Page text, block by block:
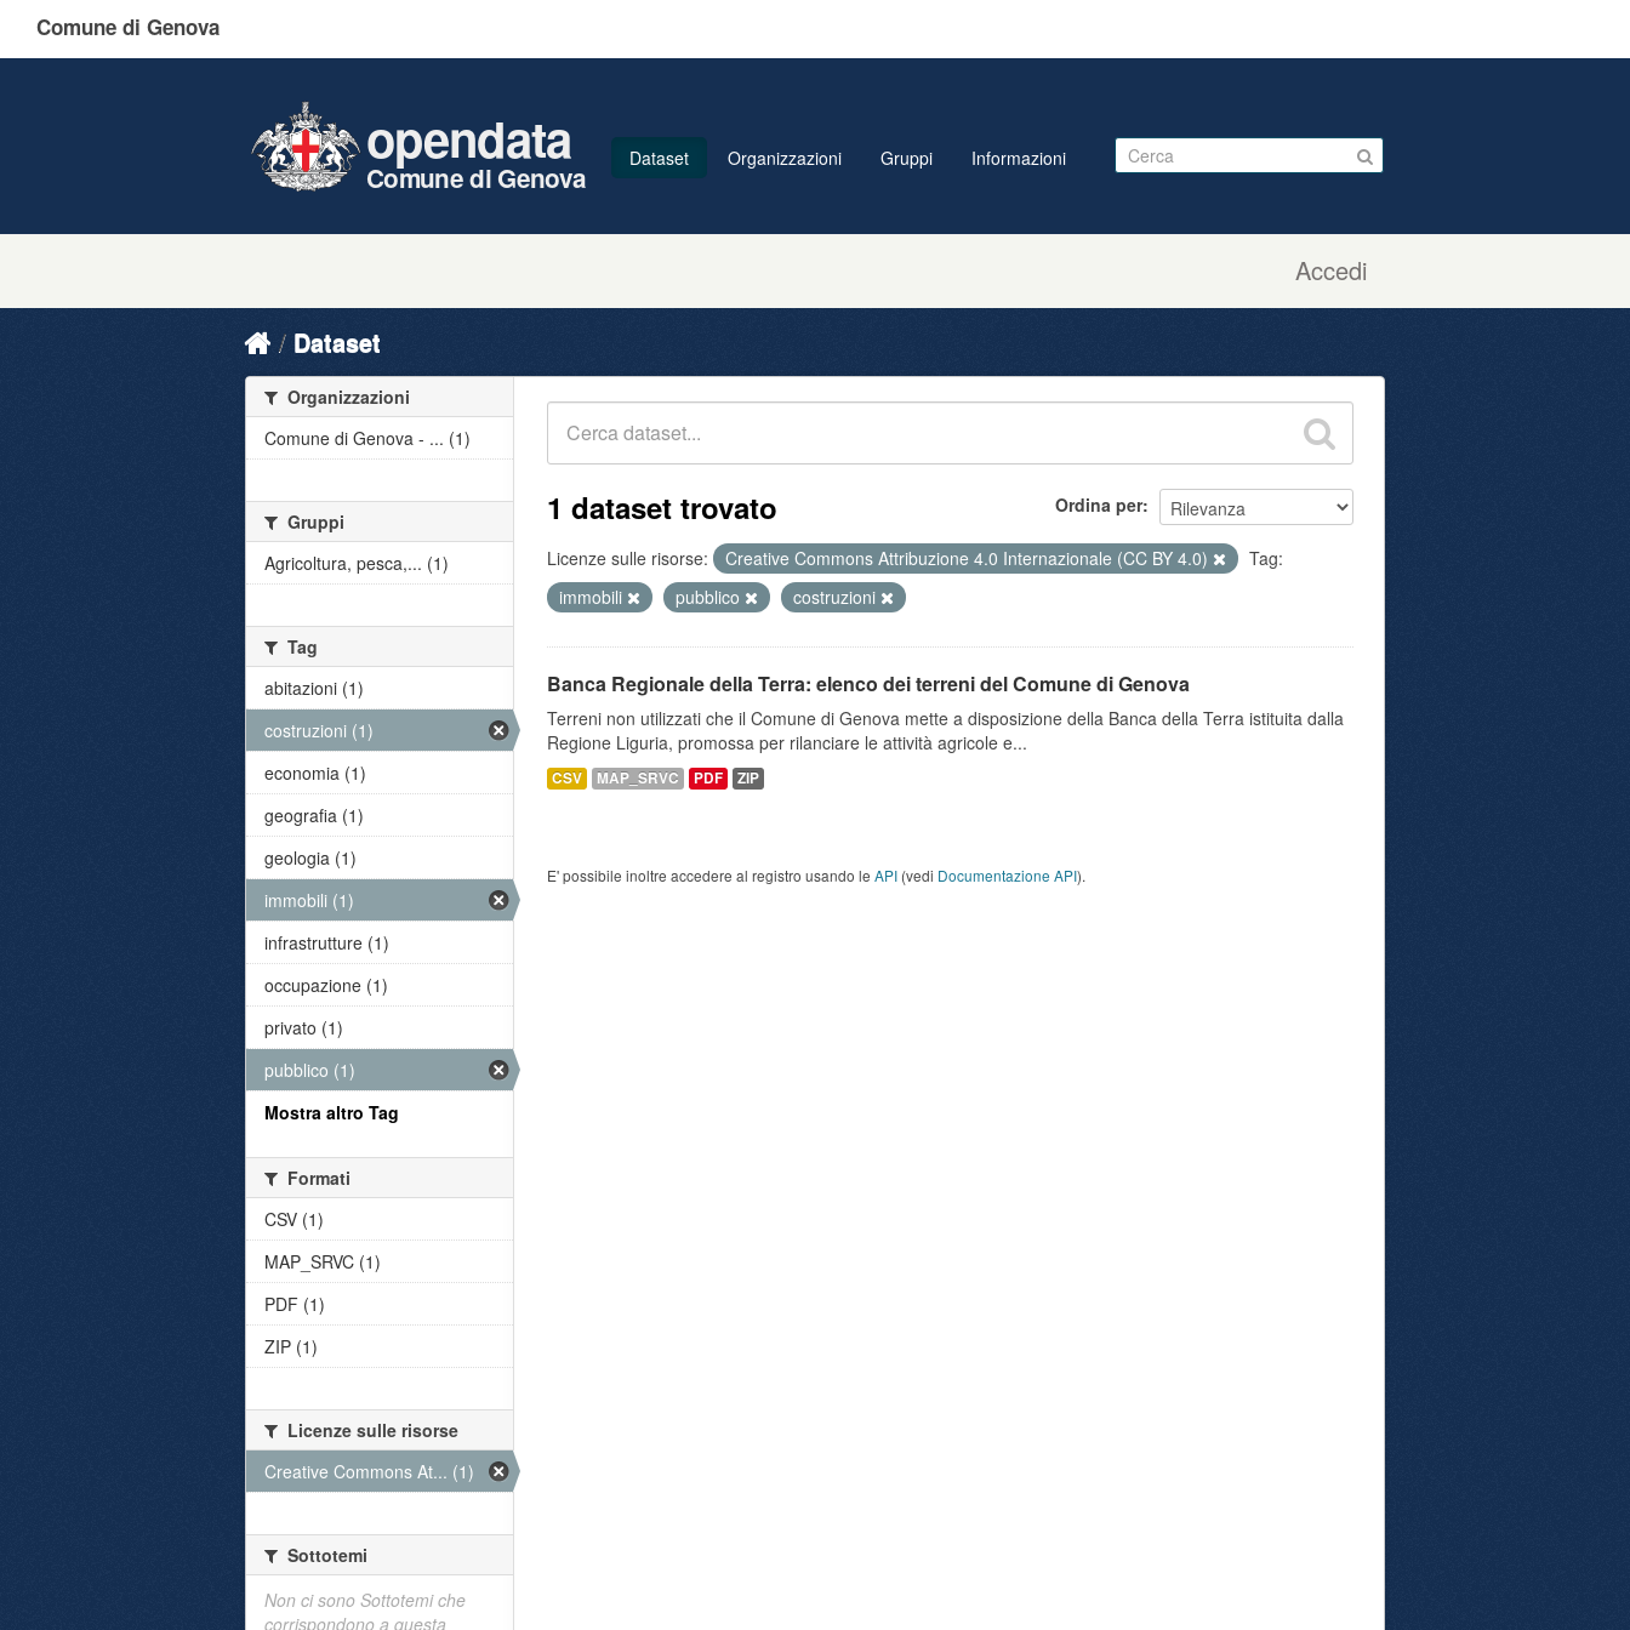
Comune di Genova
Accedi
opendata
Comune di Genova
Dataset Organizzazioni Gruppi Informazioni
Dataset
Ordina per
1 dataset trovato
Licenze sulle risorse: Creative Commons Attribuzione 4.0 Internazionale (CC BY 4.0)
Tag:
immobili
pubblico costruzioni
Banca Regionale della Terra: elenco dei terreni del Comune di Genova
Terreni non utilizzati che il Comune di Genova mette a disposizione della Banca della Terra istituita dalla
Regione Liguria, promossa per rilanciare le attività agricole e...
CSV MAP_SRVC PDF ZIP
E' possibile inoltre accedere al registro usando le API (vedi Documentazione API).
Organizzazioni
Comune di Genova - ... (1)
Gruppi
Agricoltura, pesca,... (1)
Tag
abitazioni (1)
costruzioni (1)
economia (1)
geografia (1)
geologia (1)
immobili (1)
infrastrutture (1)
occupazione (1)
privato (1)
pubblico (1)
Mostra altro Tag
Formati
CSV (1)
MAP_SRVC (1)
PDF (1)
ZIP (1)
Licenze sulle risorse
Creative Commons At... (1)
Sottotemi
Non ci sono Sottotemi che
corrispondono a questa